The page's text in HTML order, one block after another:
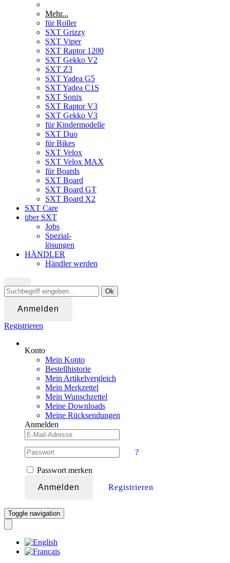
Mehr...
für Roller
SXT Grizzy
SXT Viper
SXT Raptor 1200
SXT Gekko V2
SXT Z3
SXT Yadea G5
SXT Yadea C1S
SXT Sonix
SXT Raptor V3
SXT Gekko V3
für Kindermodelle
SXT Duo
für Bikes
SXT Velox
SXT Velox MAX
für Boards
SXT Board
SXT Board GT
SXT Board X2
SXT Care
über SXT
Jobs
Spezial-
lösungen
HÄNDLER
Händler werden
Ok
Anmelden
Registrieren
Konto
Mein Konto
Bestellhistorie
Mein Artikelvergleich
Mein Merkzettel
Mein Wunschzettel
Meine Downloads
Meine Rücksendungen
Anmelden
?
Passwort merken
Anmelden
Registrieren
Toggle navigation